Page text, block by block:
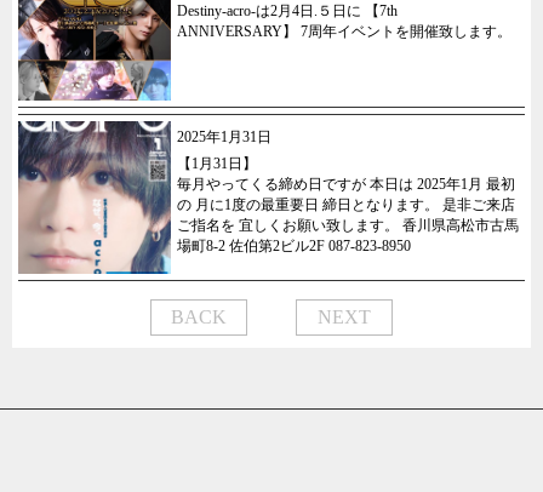
Destiny-acro-は2月4日.５日に 【7th
ANNIVERSARY】 7周年イベントを開催致します。
2025年1月31日
【1月31日】
毎月やってくる締め日ですが 本日は 2025年1月 最初
の 月に1度の最重要日 締日となります。 是非ご来店
ご指名を 宜しくお願い致します。 香川県高松市古馬
場町8-2 佐伯第2ビル2F 087-823-8950
BACK NEXT